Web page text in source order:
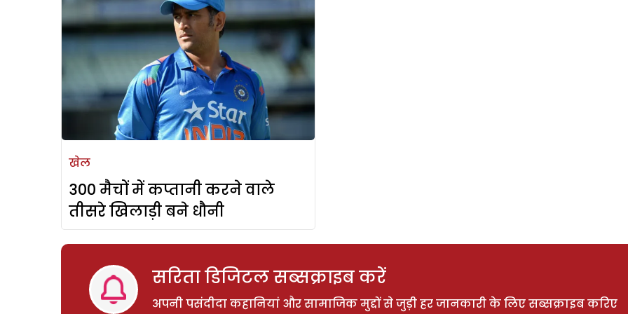
खेल
300 मैचों में कप्तानी करने वाले
तीसरे खिलाड़ी बने धौनी
सरिता डिजिटल सब्सक्राइब करें
अपनी पसंदीदा कहानियां और सामाजिक मुद्दों से जुड़ी हर जानकारी के लिए सब्सक्राइब करिए